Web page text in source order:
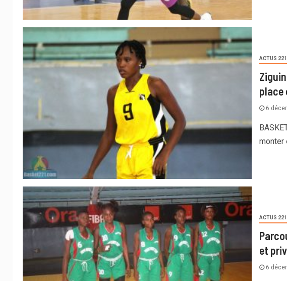
ACTUS 221
place
6
monter
ACTUS 221
et
6